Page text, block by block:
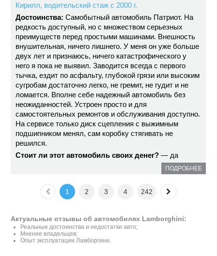
Кирилл, водительский стаж с 2000 г.
Достоинства: Самобытный автомобиль Патриот. На
редкость доступный, но с множеством серьезных
преимуществ перед простыми машинами. Внешность
внушительная, ничего лишнего. У меня он уже больше
двух лет и признаюсь, ничего катастрофического у
него я пока не выявил. Заводится всегда с первого
тычка, ездит по асфальту, глубокой грязи или высоким
сугробам достаточно легко, не гремит, не гудит и не
ломается. Вполне себе надежный автомобиль без
неожиданностей. Устроен просто и для
самостоятельных ремонтов и обслуживания доступно.
На сервисе только диск сцепления с выжимным
подшипником менял, сам коробку стягивать не
решился.
Стоит ли этот автомобиль своих денег? — да
ПОДРОБНЕЕ
1 2 3 4 242
Актуальные отзывы об автомобилях Lamborghini:
Реальные достоинства и недостатки авто;
Мнение владельцев;
Опыт эксплуатации Ламборгини.